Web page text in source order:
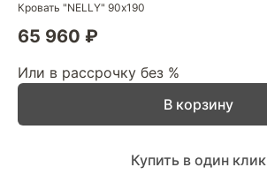
Кровать "NELLY" 90х190
65 960 ₽
Или в рассрочку без %
В корзину
Купить в один клик